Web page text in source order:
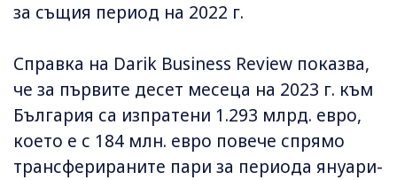
за същия период на 2022 г.
Справка на Darik Business Review показва,
че за първите десет месеца на 2023 г. към
България са изпратени 1.293 млрд. евро,
което е с 184 млн. евро повече спрямо
трансферираните пари за периода януари-